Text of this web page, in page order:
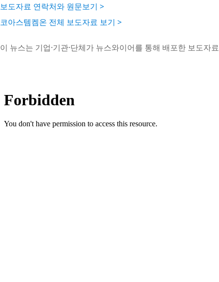
보도자료 연락처와 원문보기 >
코아스템켐온 전체 보도자료 보기 >
이 뉴스는 기업·기관·단체가 뉴스와이어를 통해 배포한 보도자